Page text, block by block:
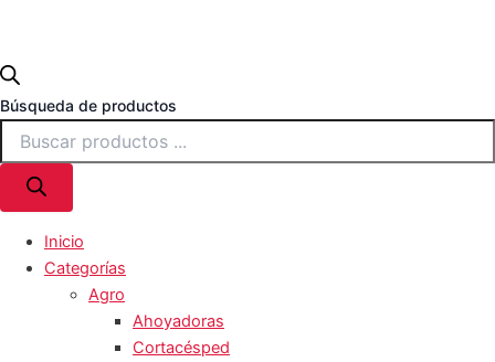
Búsqueda de productos
Inicio
Categorías
Agro
Ahoyadoras
Cortacésped